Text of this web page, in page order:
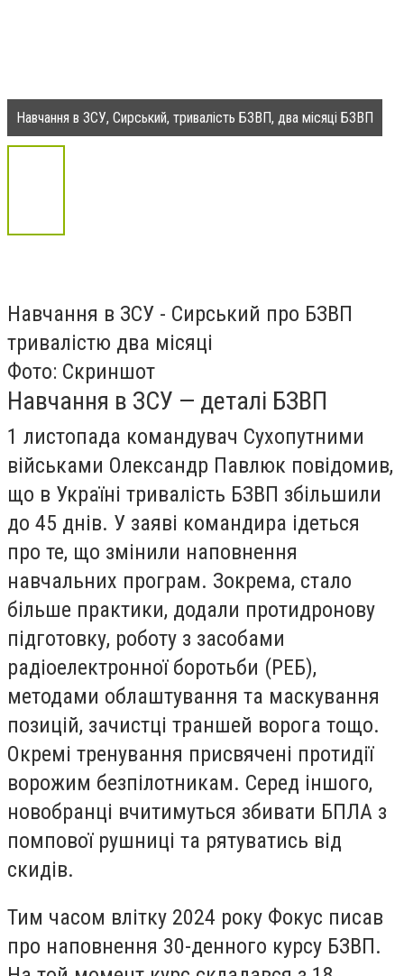
Навчання в ЗСУ, Сирський, тривалість БЗВП, два місяці БЗВП
Навчання в ЗСУ - Сирський про БЗВП
тривалістю два місяці
Фото: Скриншот
Навчання в ЗСУ — деталі БЗВП
1 листопада командувач Сухопутними
військами Олександр Павлюк повідомив,
що в Україні тривалість БЗВП збільшили
до 45 днів. У заяві командира ідеться
про те, що змінили наповнення
навчальних програм. Зокрема, стало
більше практики, додали протидронову
підготовку, роботу з засобами
радіоелектронної боротьби (РЕБ),
методами облаштування та маскування
позицій, зачистці траншей ворога тощо.
Окремі тренування присвячені протидії
ворожим безпілотникам. Серед іншого,
новобранці вчитимуться збивати БПЛА з
помпової рушниці та рятуватись від
скидів.
Тим часом влітку 2024 року Фокус писав
про наповнення 30-денного курсу БЗВП.